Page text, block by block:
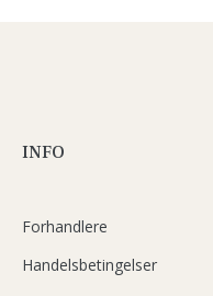
INFO
Forhandlere
Handelsbetingelser